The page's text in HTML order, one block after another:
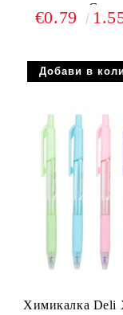
mm Синя
€0.79
Химикалка Deli